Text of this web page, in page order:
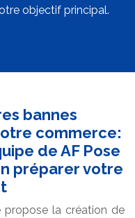
objectif principal.
bannes
commerce:
de AF Pose
préparer votre
propose la création de